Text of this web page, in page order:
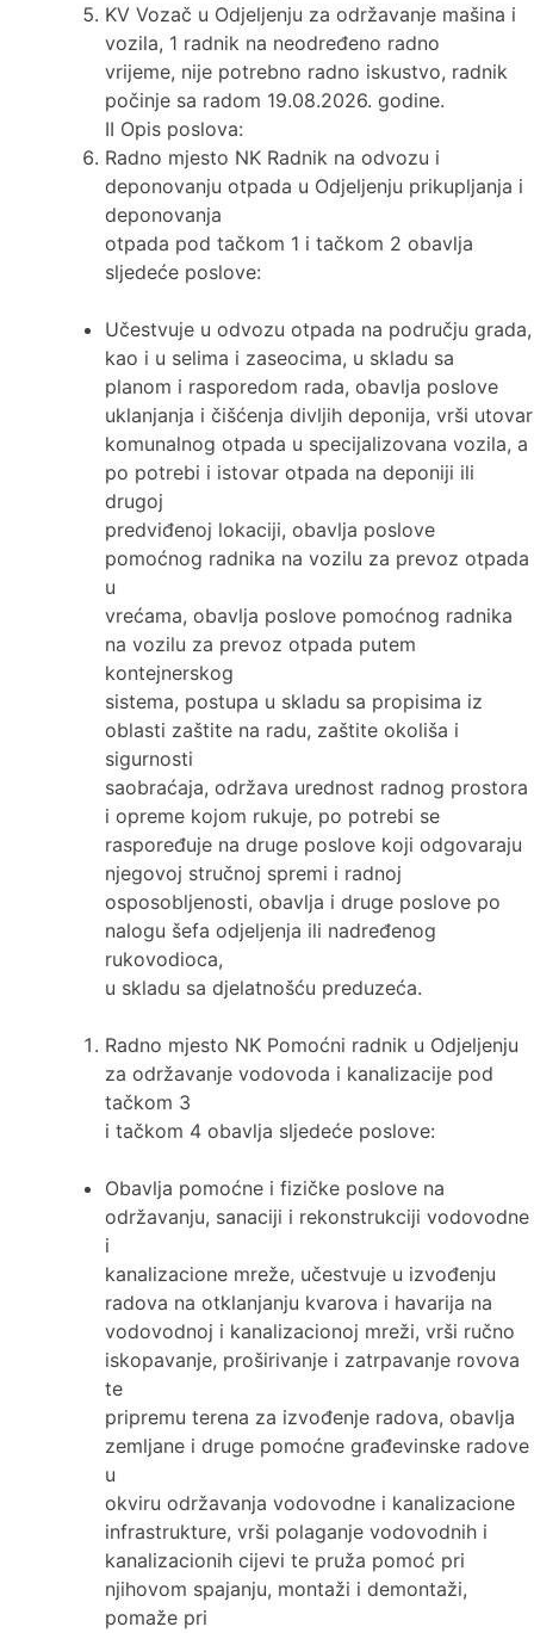
KV Vozač u Odjeljenju za održavanje mašina i
vozila, 1 radnik na neodređeno radno
vrijeme, nije potrebno radno iskustvo, radnik
počinje sa radom 19.08.2026. godine.
II Opis poslova:
Radno mjesto NK Radnik na odvozu i
deponovanju otpada u Odjeljenju prikupljanja i
deponovanja
otpada pod tačkom 1 i tačkom 2 obavlja
sljedeće poslove:
Učestvuje u odvozu otpada na području grada,
kao i u selima i zaseocima, u skladu sa
planom i rasporedom rada, obavlja poslove
uklanjanja i čišćenja divljih deponija, vrši utovar
komunalnog otpada u specijalizovana vozila, a
po potrebi i istovar otpada na deponiji ili
drugoj
predviđenoj lokaciji, obavlja poslove
pomoćnog radnika na vozilu za prevoz otpada
u
vrećama, obavlja poslove pomoćnog radnika
na vozilu za prevoz otpada putem
kontejnerskog
sistema, postupa u skladu sa propisima iz
oblasti zaštite na radu, zaštite okoliša i
sigurnosti
saobraćaja, održava urednost radnog prostora
i opreme kojom rukuje, po potrebi se
raspoređuje na druge poslove koji odgovaraju
njegovoj stručnoj spremi i radnoj
osposobljenosti, obavlja i druge poslove po
nalogu šefa odjeljenja ili nadređenog
rukovodioca,
u skladu sa djelatnošću preduzeća.
Radno mjesto NK Pomoćni radnik u Odjeljenju
za održavanje vodovoda i kanalizacije pod
tačkom 3
i tačkom 4 obavlja sljedeće poslove:
Obavlja pomoćne i fizičke poslove na
održavanju, sanaciji i rekonstrukciji vodovodne
i
kanalizacione mreže, učestvuje u izvođenju
radova na otklanjanju kvarova i havarija na
vodovodnoj i kanalizacionoj mreži, vrši ručno
iskopavanje, proširivanje i zatrpavanje rovova
te
pripremu terena za izvođenje radova, obavlja
zemljane i druge pomoćne građevinske radove
u
okviru održavanja vodovodne i kanalizacione
infrastrukture, vrši polaganje vodovodnih i
kanalizacionih cijevi te pruža pomoć pri
njihovom spajanju, montaži i demontaži,
pomaže pri